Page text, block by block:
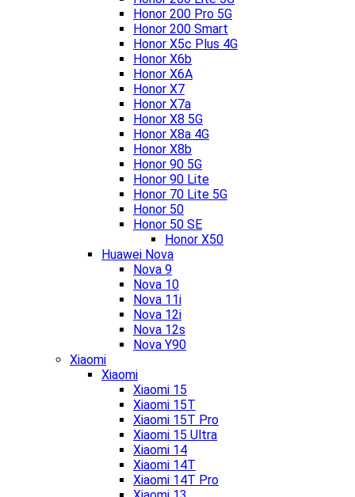
Honor 200 Pro 5G
Honor 200 Smart
Honor X5c Plus 4G
Honor X6b
Honor X6A
Honor X7
Honor X7a
Honor X8 5G
Honor X8a 4G
Honor X8b
Honor 90 5G
Honor 90 Lite
Honor 70 Lite 5G
Honor 50
Honor 50 SE
Honor X50
Huawei Nova
Nova 9
Nova 10
Nova 11i
Nova 12i
Nova 12s
Nova Y90
Xiaomi
Xiaomi
Xiaomi 15
Xiaomi 15T
Xiaomi 15T Pro
Xiaomi 15 Ultra
Xiaomi 14
Xiaomi 14T
Xiaomi 14T Pro